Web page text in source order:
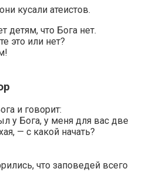
кусали атеистов.
детям, что Бога нет.
это или нет?
и говорит:
у Бога, у меня для вас две
— с какой начать?
что заповедей всего